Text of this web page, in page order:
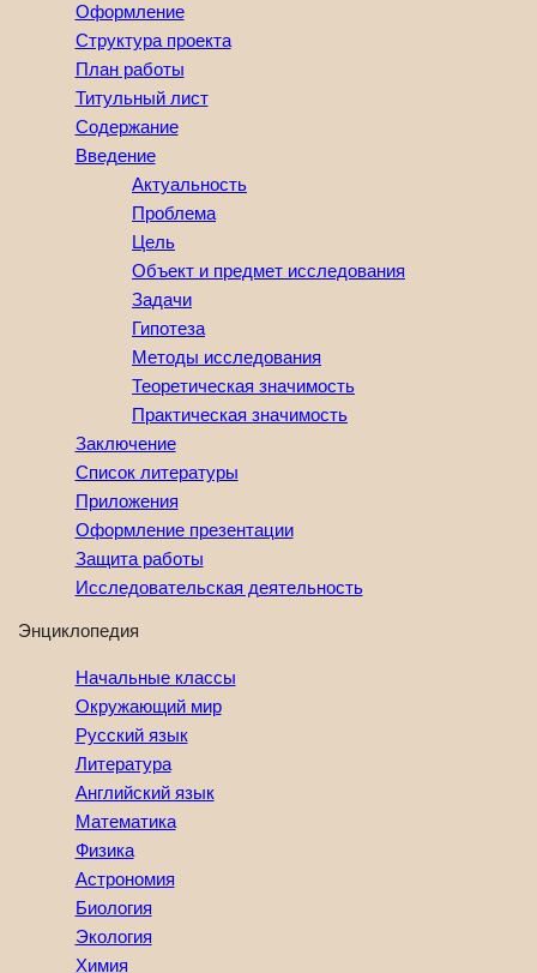
Оформление
Структура проекта
План работы
Титульный лист
Содержание
Введение
Актуальность
Проблема
Цель
Объект и предмет исследования
Задачи
Гипотеза
Методы исследования
Теоретическая значимость
Практическая значимость
Заключение
Список литературы
Приложения
Оформление презентации
Защита работы
Исследовательская деятельность
Энциклопедия
Начальные классы
Окружающий мир
Русский язык
Литература
Английский язык
Математика
Физика
Астрономия
Биология
Экология
Химия